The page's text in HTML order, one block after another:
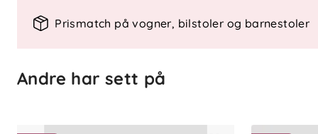
Prismatch på vogner, bilstoler og barnestoler
Andre har sett på